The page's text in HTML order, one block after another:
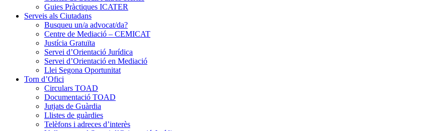
Guies Pràctiques ICATER
Serveis als Ciutadans
Busqueu un/a advocat/da?
Centre de Mediació – CEMICAT
Justícia Gratuïta
Servei d’Orientació Jurídica
Servei d’Orientació en Mediació
Llei Segona Oportunitat
Torn d’Ofici
Circulars TOAD
Documentació TOAD
Jutjats de Guàrdia
Llistes de guàrdies
Telèfons i adreces d’interès